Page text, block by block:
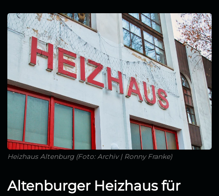
Heizhaus Altenburg (Foto: Archiv | Ronny Franke)
Altenburger Heizhaus für